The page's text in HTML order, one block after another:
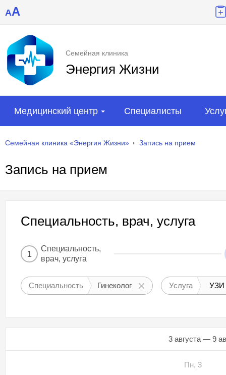
AA
Семейная клиника
Энергия Жизни
Медицинский центр Специалисты
Семейная клиника «Энергия Жизни» Запись на прием
Запись на прием
Специальность, врач, услуга
1
Специальность,
врач, услуга
Специальность Гинеколог Услуга УЗИ
3 августа — 9
Пн, 3